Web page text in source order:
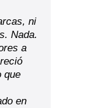
ni
Nada.
a
que
en